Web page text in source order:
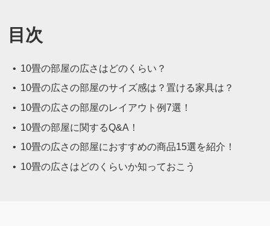
目次
10畳の部屋の広さはどのくらい？
10畳の広さの部屋のサイズ感は？置ける家具は？
10畳の広さの部屋のレイアウト例7選！
10畳の部屋に関するQ&A！
10畳の広さの部屋におすすめの商品15選を紹介！
10畳の広さはどのくらいか知っておこう